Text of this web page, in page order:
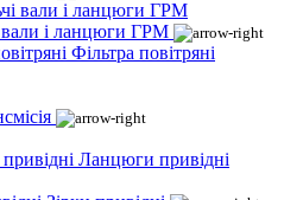
вали і ланцюги ГРМ
Фільтра повітряні
Ланцюги привідні